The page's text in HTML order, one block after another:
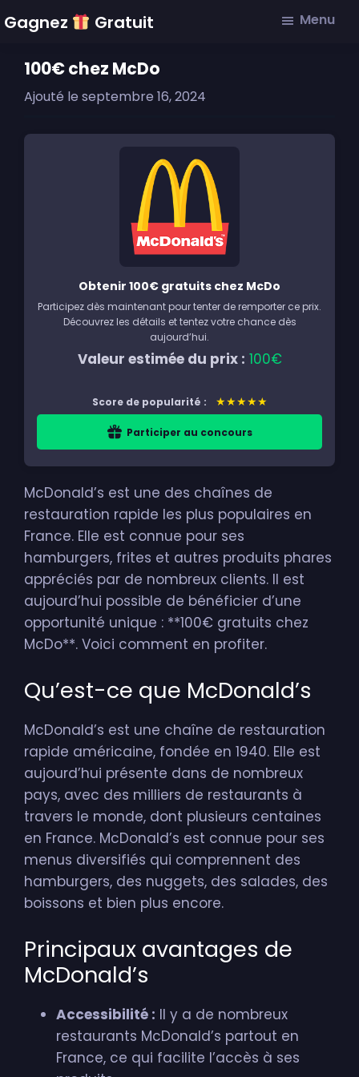
to
content
to
sidebar
to
Gagnez Gratuit Menu
100€ chez McDo
Ajouté le septembre 16, 2024
Obtenir 100€ gratuits chez McDo
Participez dès maintenant pour tenter de remporter ce prix.
Découvrez les détails et tentez votre chance dès
aujourd’hui.
Valeur estimée du prix : 100€
Score de popularité : ★★★★★
Participer au concours
McDonald’s est une des chaînes de
restauration rapide les plus populaires en
France. Elle est connue pour ses
hamburgers, frites et autres produits phares
appréciés par de nombreux clients. Il est
aujourd’hui possible de bénéficier d’une
opportunité unique : **100€ gratuits chez
McDo**. Voici comment en profiter.
Qu’est-ce que McDonald’s
McDonald’s est une chaîne de restauration
rapide américaine, fondée en 1940. Elle est
aujourd’hui présente dans de nombreux
pays, avec des milliers de restaurants à
travers le monde, dont plusieurs centaines
en France. McDonald’s est connue pour ses
menus diversifiés qui comprennent des
hamburgers, des nuggets, des salades, des
boissons et bien plus encore.
Principaux avantages de
McDonald’s
Accessibilité : Il y a de nombreux
restaurants McDonald’s partout en
France, ce qui facilite l’accès à ses